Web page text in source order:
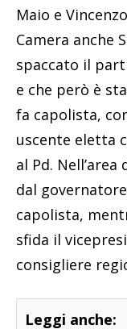
Maio e
Camera anche
spaccato il
e che però è
fa capolista,
uscente eletta
al Pd.
dal
capolista,
sfida il
consigliere
Leggi anche: